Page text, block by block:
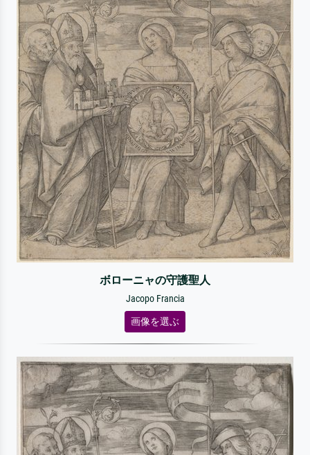
ボローニャの守護聖人
Jacopo Francia
画像を選ぶ